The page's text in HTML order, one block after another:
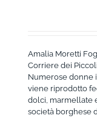
Amalia Moretti
Corriere dei
Numerose donne
viene riprodotto
dolci, marmellate
società borghese